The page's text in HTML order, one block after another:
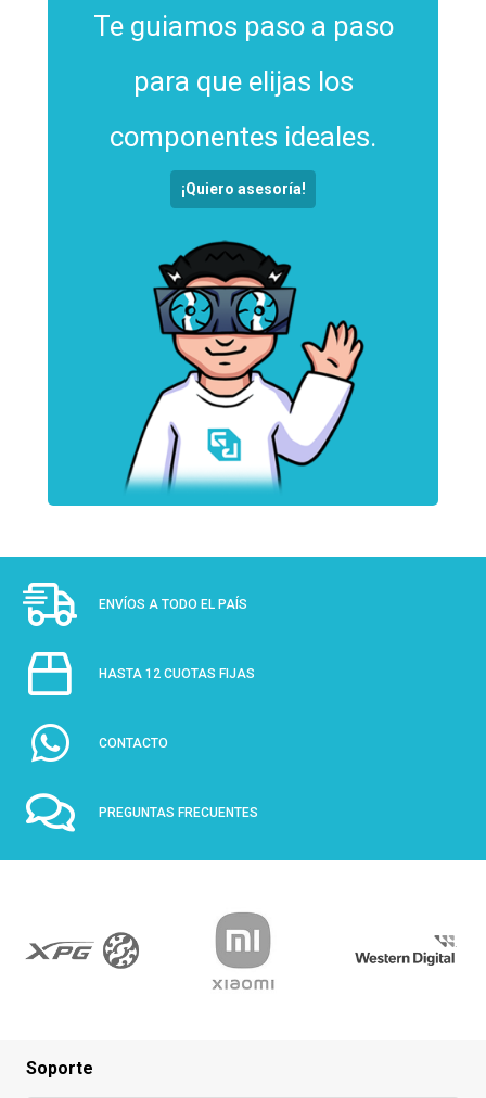
Te guiamos paso a paso
para que elijas los
componentes ideales.
¡Quiero asesoría!
ENVÍOS A TODO EL PAÍS
HASTA 12 CUOTAS FIJAS
CONTACTO
PREGUNTAS FRECUENTES
Soporte